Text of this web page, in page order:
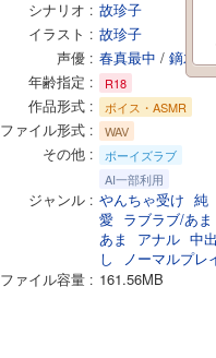
シナリオ
故珍子
イラスト
故珍子
声優
春真最中 / 鏑木真
年齢指定
R18
作品形式 ボイス・ASMR
ファイル形式 WAV
その他
ボーイズラブ
AI一部利用
ジャンル やんちゃ受け 純
愛 ラブラブ/あま
あま
アナル 中出
し
ノーマルプレ
ファイル容量
161.56MB